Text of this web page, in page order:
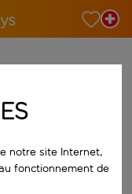
Lorsque les
notre site Internet,
fonctionnement de